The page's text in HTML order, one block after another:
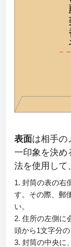
表面は相手の
一印象を決め
法を使用して
1. 封筒の表の右
す。その際、郵
い。
2. 住所の左側に
頭から1文字分の
3. 封筒の中央に